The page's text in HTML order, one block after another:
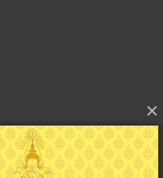
×